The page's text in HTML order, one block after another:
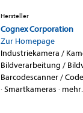
Hersteller
Cognex Corporation
Zur Homepage
Industriekamera /
Bildverarbeitung /
Barcodescanner /
·Smartkameras ·